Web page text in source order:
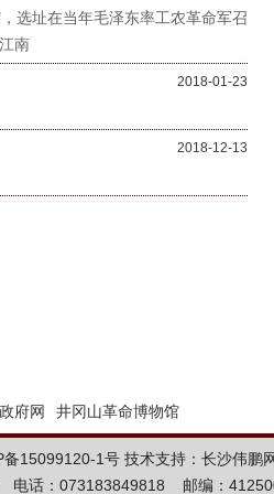
选址在当年毛泽东率工农革命军召
南
2018-01-23
2018-12-13
府网 井冈山革命博物馆
备15099120-1号 技术支持：长沙伟鹏
电话：073183849818 邮编：